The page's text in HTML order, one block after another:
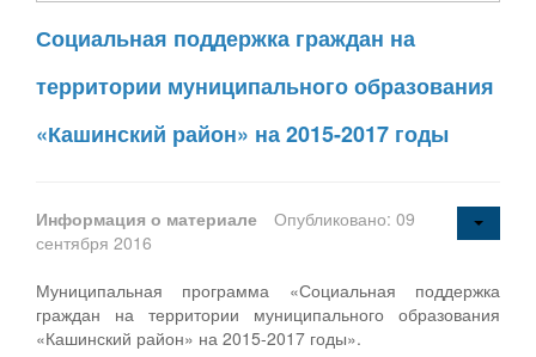
Социальная поддержка граждан на
территории муниципального образования
«Кашинский район» на 2015-2017 годы
Информация о материале
Опубликовано: 09
сентября 2016
Муниципальная программа «Социальная поддержка
граждан на территории муниципального образования
«Кашинский район» на 2015-2017 годы».